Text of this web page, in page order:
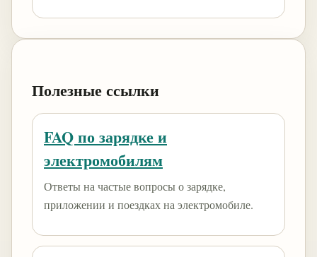
Полезные ссылки
FAQ по зарядке и
электромобилям
Ответы на частые вопросы о зарядке,
приложении и поездках на электромобиле.